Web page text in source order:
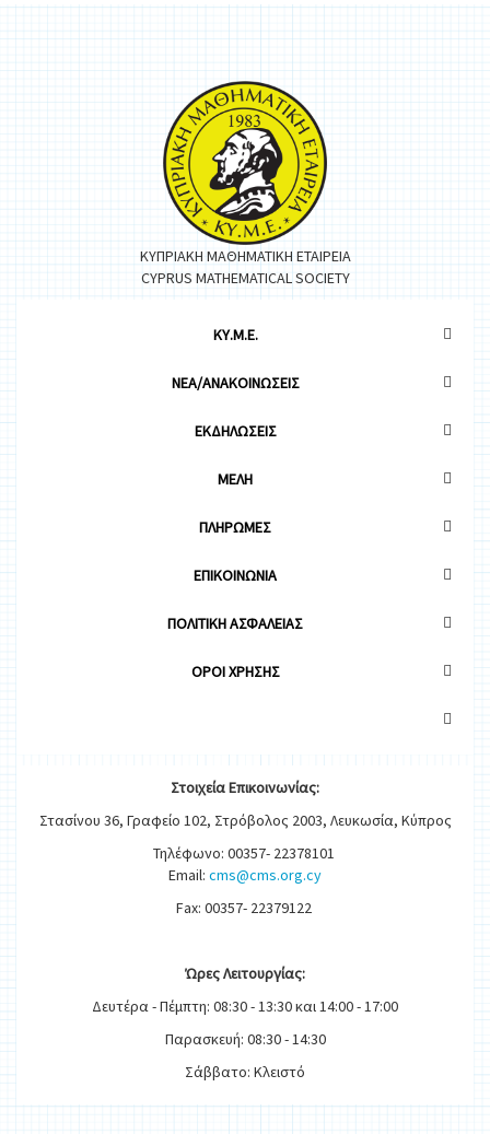
ΚΥΠΡΙΑΚΗ ΜΑΘΗΜΑΤΙΚΗ ΕΤΑΙΡΕΙΑ
CYPRUS MATHEMATICAL SOCIETY
ΚΥ.Μ.Ε.
ΝΕΑ/ΑΝΑΚΟΙΝΩΣΕΙΣ
ΕΚΔΗΛΩΣΕΙΣ
ΜΕΛΗ
ΠΛΗΡΩΜΕΣ
ΕΠΙΚΟΙΝΩΝΙΑ
ΠΟΛΙΤΙΚΗ ΑΣΦΑΛΕΙΑΣ
OΡΟΙ ΧΡΗΣΗΣ
ΣτοιχείαΕπικοινωνίας:
Στασίνου 36, Γραφείο 102, Στρόβολος 2003, Λευκωσία, Κύπρος
Τηλέφωνο: 00357- 22378101
Email: cms@cms.org.cy
Fax: 00357- 22379122
ΏρεςΛειτουργίας:
Δευτέρα - Πέμπτη: 08:30 - 13:30 και 14:00 - 17:00
Παρασκευή: 08:30 - 14:30
Σάββατο: Κλειστό